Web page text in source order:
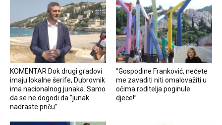
KOMENTAR Dok drugi gradovi
imaju lokalne šerife, Dubrovnik
ima nacionalnog junaka. Samo
da se ne dogodi da “junak
nadraste priču”
“Gospodine Franković, nećete
me zavaditi niti omalovažiti u
očima roditelja poginule
djece!”